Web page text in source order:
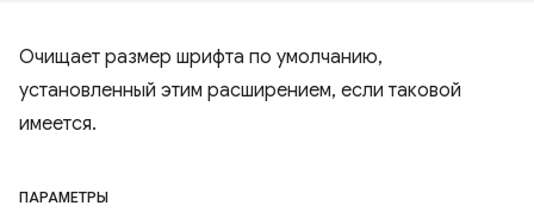
Очищает размер шрифта по умолчанию,
установленный этим расширением, если таковой
имеется.
ПАРАМЕТРЫ